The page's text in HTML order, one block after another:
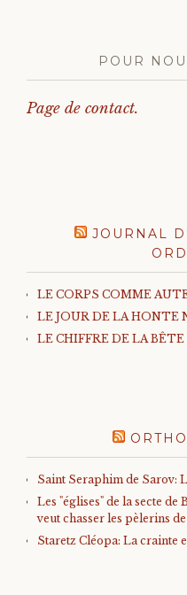
POUR
Page de contact.
JOURNAL
LE CORPS COMME
LE JOUR DE LA HONTE
LE CHIFFRE DE LA BÊTE
Saint Seraphim de Sarov:
Les "églises" de la secte de
veut chasser les pèlerins
Staretz Cléopa: La crainte